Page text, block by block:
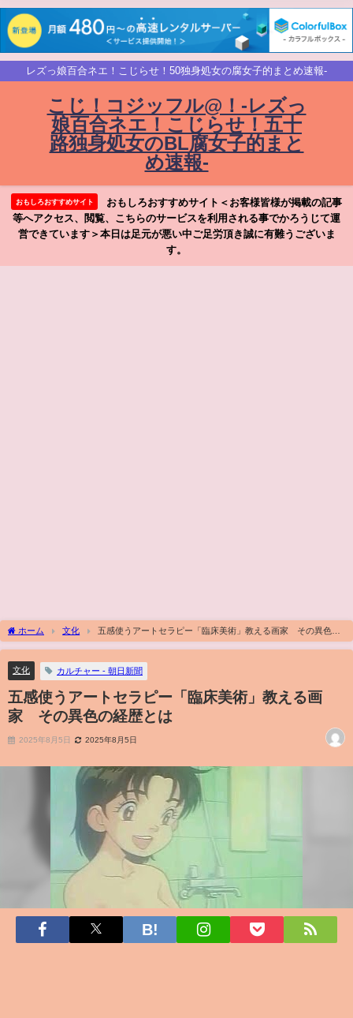
レズっ娘百合ネエ！こじらせ！50独身処女の腐女子的まとめ速報-
こじ！コジッフル@！-レズっ
娘百合ネエ！こじらせ！五十
路独身処女のBL腐女子的まと
め速報-
おもしろおすすめサイト
おもしろおすすめサイト＜お客様皆様が掲載の記事
等へアクセス、閲覧、こちらのサービスを利用される事でかろうじて運
営できています＞本日は足元が悪い中ご足労頂き誠に有難うございま
す。
ホーム 文化
五感使うアートセラピー「臨床美術」教える画家 その異色の
経歴とは
文化 カルチャー - 朝日新聞
五感使うアートセラピー「臨床美術」教える画
家 その異色の経歴とは
2025年8月5日 2025年8月5日